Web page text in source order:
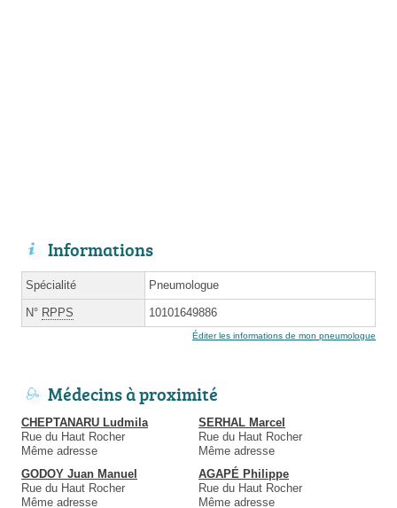
Informations
Spécialité Pneumologue
N° RPPS 10101649886
Éditer les informations de mon pneumologue
Médecins à proximité
CHEPTANARU Ludmila
Rue du Haut Rocher
Même adresse
SERHAL Marcel
Rue du Haut Rocher
Même adresse
GODOY Juan Manuel
Rue du Haut Rocher
Même adresse
AGAPÉ Philippe
Rue du Haut Rocher
Même adresse